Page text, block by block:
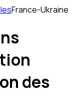
France-Ukraine
des